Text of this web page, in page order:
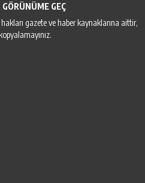
GEÇ
gazete ve haber kaynaklarına aittir,